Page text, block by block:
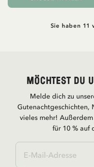
Sie haben 11
Möchtest du
Melde dich zu
Gutenachtgeschichten,
vieles mehr!
für 10 % auf